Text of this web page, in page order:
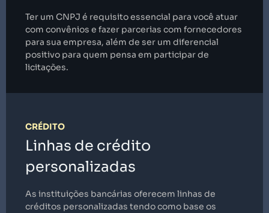
Ter um CNPJ é requisito essencial para você atuar
com convênios e fazer parcerias com fornecedores
para sua empresa, além de ser um diferencial
positivo para quem pensa em participar de
licitações.
CRÉDITO
Linhas de crédito
personalizadas
As instituições bancárias oferecem linhas de
créditos personalizadas tendo como base os